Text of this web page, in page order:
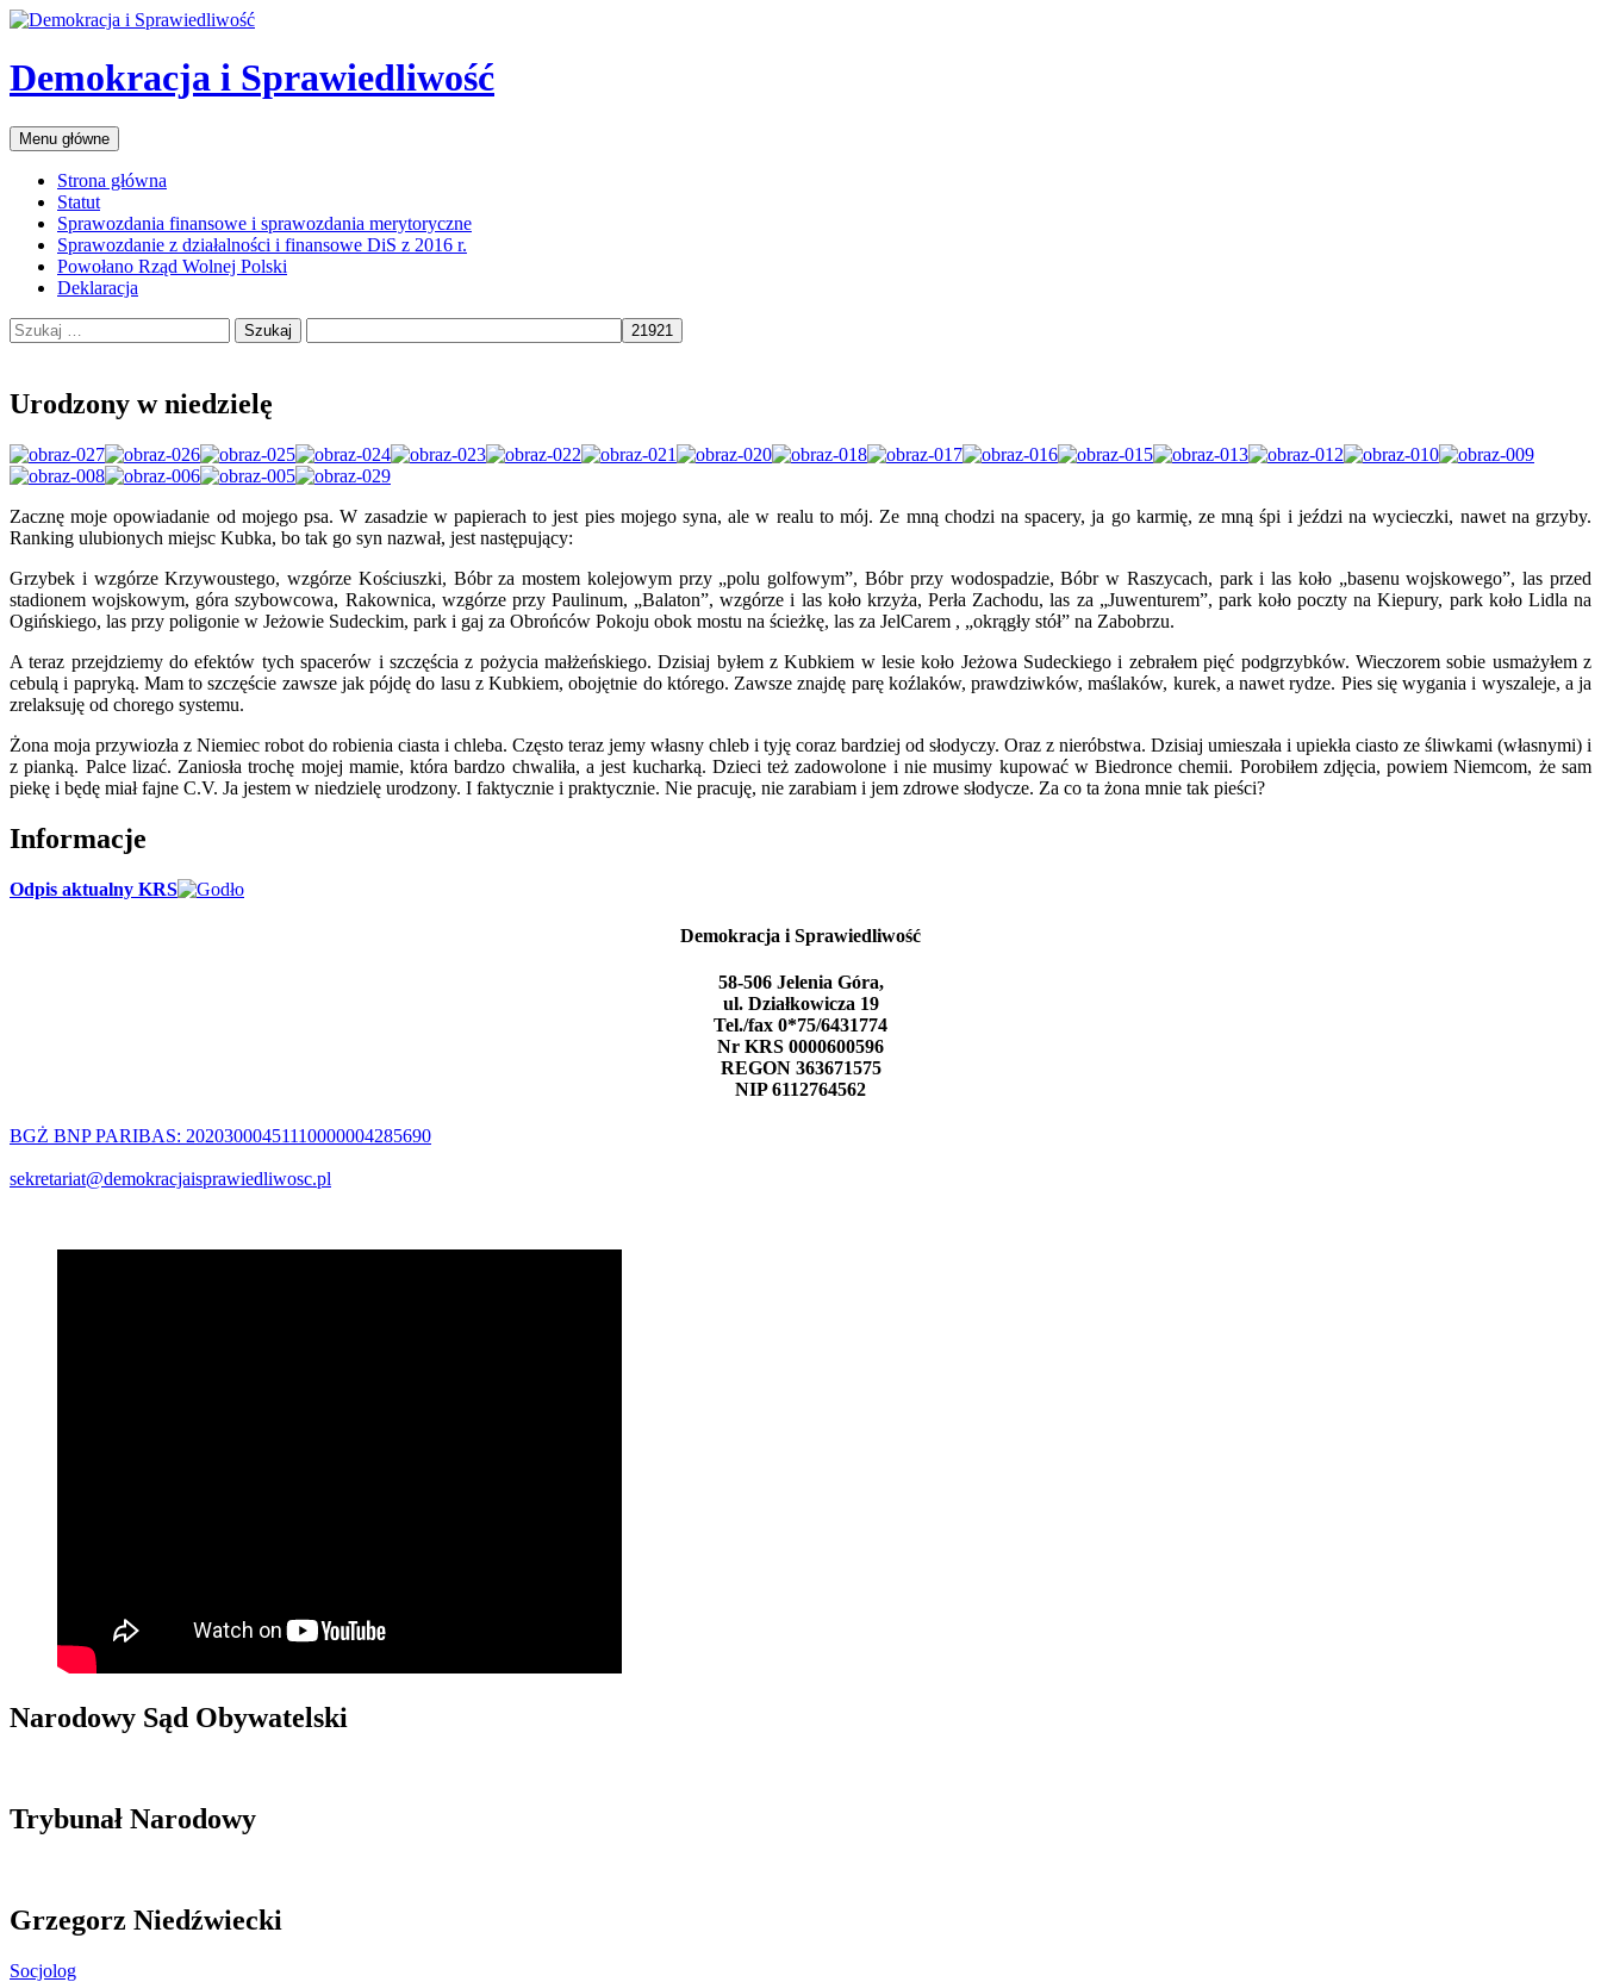
Przejdź
treści
Demokracja i Sprawiedliwość
Szukaj
Menu główne
Strona główna
Statut
Sprawozdania finansowe i sprawozdania merytoryczne
Sprawozdanie z działalności i finansowe DiS z 2016 r.
Powołano Rząd Wolnej Polski
Deklaracja
Szukaj:
Urodzony w niedzielę
Zacznę moje opowiadanie od mojego psa. W zasadzie w papierach to jest pies mojego syna, ale w realu to mój. Ze mną chodzi na spacery, ja go karmię, ze mną śpi i jeździ na wycieczki, nawet na grzyby.
Ranking ulubionych miejsc Kubka, bo tak go syn nazwał, jest następujący:
Grzybek i wzgórze Krzywoustego, wzgórze Kościuszki, Bóbr za mostem kolejowym przy „polu golfowym”, Bóbr przy wodospadzie, Bóbr w Raszycach, park i las koło „basenu wojskowego”, las przed
stadionem wojskowym, góra szybowcowa, Rakownica, wzgórze przy Paulinum, „Balaton”, wzgórze i las koło krzyża, Perła Zachodu, las za „Juwenturem”, park koło poczty na Kiepury, park koło Lidla na
Ogińskiego, las przy poligonie w Jeżowie Sudeckim, park i gaj za Obrońców Pokoju obok mostu na ścieżkę, las za JelCarem , „okrągły stół” na Zabobrzu.
A teraz przejdziemy do efektów tych spacerów i szczęścia z pożycia małżeńskiego. Dzisiaj byłem z Kubkiem w lesie koło Jeżowa Sudeckiego i zebrałem pięć podgrzybków. Wieczorem sobie usmażyłem z
cebulą i papryką. Mam to szczęście zawsze jak pójdę do lasu z Kubkiem, obojętnie do którego. Zawsze znajdę parę koźlaków, prawdziwków, maślaków, kurek, a nawet rydze. Pies się wygania i wyszaleje, a ja
zrelaksuję od chorego systemu.
Żona moja przywiozła z Niemiec robot do robienia ciasta i chleba. Często teraz jemy własny chleb i tyję coraz bardziej od słodyczy. Oraz z nieróbstwa. Dzisiaj umieszała i upiekła ciasto ze śliwkami (własnymi) i
z pianką. Palce lizać. Zaniosła trochę mojej mamie, która bardzo chwaliła, a jest kucharką. Dzieci też zadowolone i nie musimy kupować w Biedronce chemii. Porobiłem zdjęcia, powiem Niemcom, że sam
piekę i będę miał fajne C.V. Ja jestem w niedzielę urodzony. I faktycznie i praktycznie. Nie pracuję, nie zarabiam i jem zdrowe słodycze. Za co ta żona mnie tak pieści?
Informacje
Odpis aktualny KRS
Demokracja i Sprawiedliwość
58-506 Jelenia Góra,
ul. Działkowicza 19
Tel./fax 0*75/6431774
Nr KRS 0000600596
REGON 363671575
NIP 6112764562
BGŻ BNP PARIBAS: 20203000451110000004285690
sekretariat@demokracjaisprawiedliwosc.pl
Narodowy Sąd Obywatelski
Trybunał Narodowy
Grzegorz Niedźwiecki
Socjolog